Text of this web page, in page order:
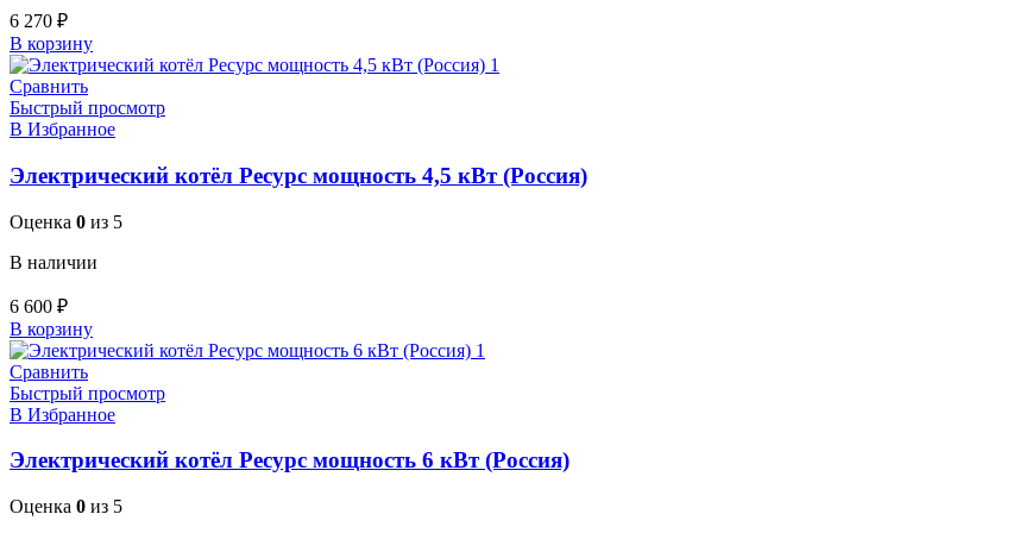
6 270 ₽
В корзину
Сравнить
Быстрый просмотр
В Избранное
Электрический котёл Ресурс мощность 4,5 кВт (Россия)
Оценка 0 из 5
В наличии
6 600 ₽
В корзину
Сравнить
Быстрый просмотр
В Избранное
Электрический котёл Ресурс мощность 6 кВт (Россия)
Оценка 0 из 5